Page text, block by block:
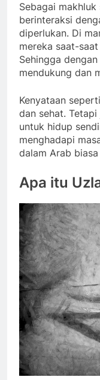
Sebagai
berinteraksi
diperlukan. Di
mereka saat-
Sehingga
mendukung dan
Kenyataan
dan sehat.
untuk hidup
menghadapi
dalam Arab
Apa itu